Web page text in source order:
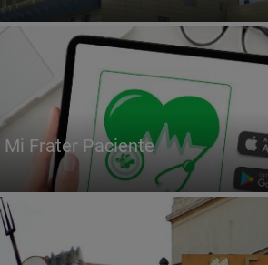
Mi Frater Paciente